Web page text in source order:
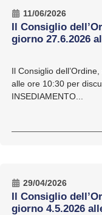
11/06/2026
Il Consiglio
giorno 27.6.2026
Il Consiglio
alle ore 10:30 per
INSEDIAMENTO...
29/04/2026
Il Consiglio
giorno 4.5.2026